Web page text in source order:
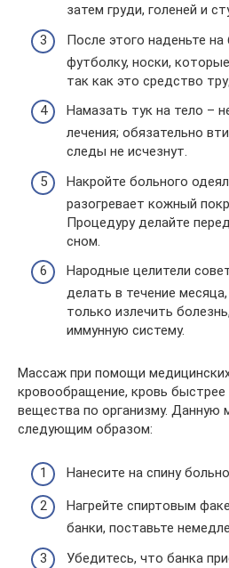
затем груди, голеней и
После этого наденьте
футболку, носки,
так как это средство
Намазать тук на тело –
лечения; обязательно
следы не исчезнут.
Накройте больного
разогревает кожный
Процедуру делайте
сном.
Народные целители
делать в течение
только излечить
иммунную систему.
Массаж при помощи
кровообращение, кровь быстрее
вещества по организму. Данную
следующим образом:
Нанесите на спину
Нагрейте спиртовым
банки, поставьте
Убедитесь, что банка